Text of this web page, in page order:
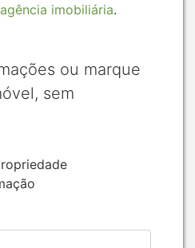
agência imobiliária.
ou marque
sem